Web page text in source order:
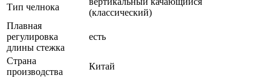
Тип челнока
(классический)
Плавная
регулировка
длины стежка
есть
Страна
производства
Китай